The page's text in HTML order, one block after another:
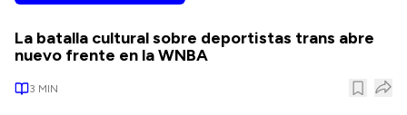
La batalla cultural sobre deportistas trans abre
nuevo frente en la WNBA
3 MIN